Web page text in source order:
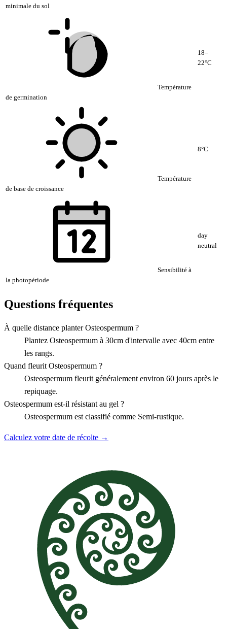
minimale du sol
Température
de germination
18–
22°C
Température
de base de croissance
8°C
Sensibilité à
la photopériode
day
neutral
Questions fréquentes
À quelle distance planter Osteospermum ?
Plantez Osteospermum à 30cm d'intervalle avec 40cm entre
les rangs.
Quand fleurit Osteospermum ?
Osteospermum fleurit généralement environ 60 jours après le
repiquage.
Osteospermum est-il résistant au gel ?
Osteospermum est classifié comme Semi-rustique.
Calculez votre date de récolte →